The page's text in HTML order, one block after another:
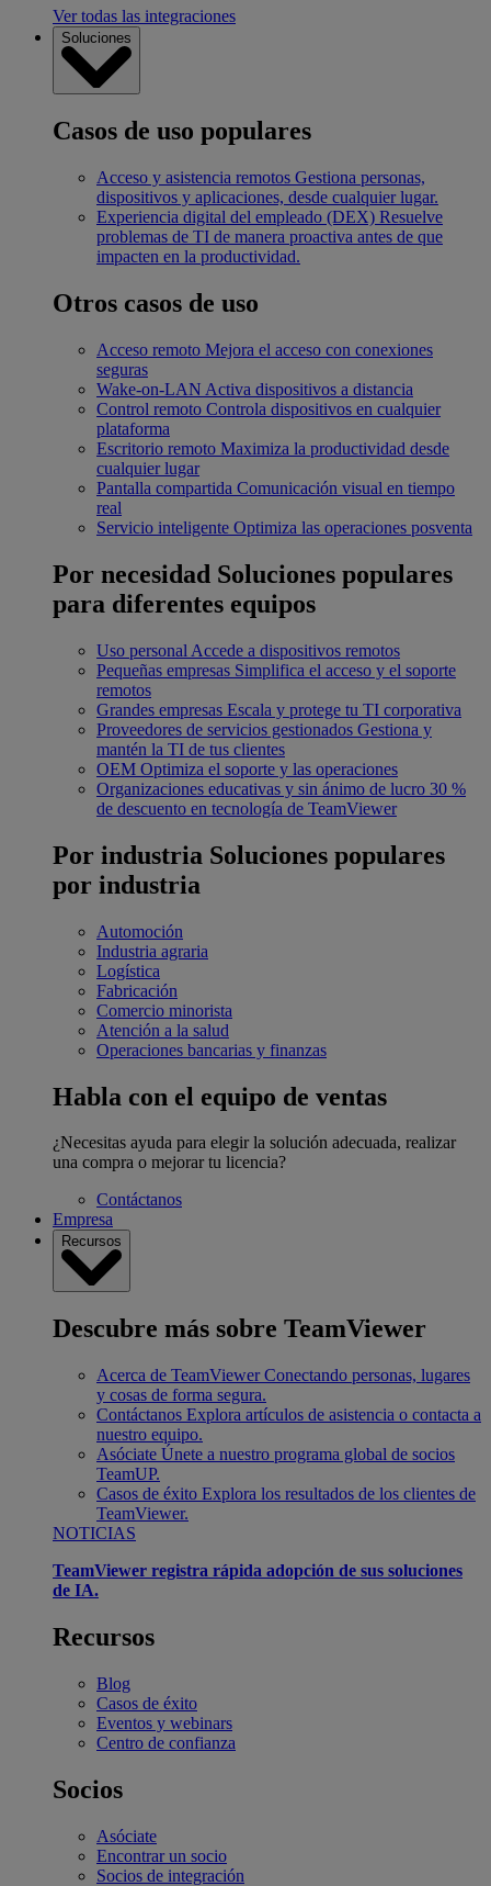
Ver todas las integraciones
Soluciones
Casos de uso populares
Acceso y asistencia remotos Gestiona personas,
dispositivos y aplicaciones, desde cualquier lugar.
Experiencia digital del empleado (DEX) Resuelve
problemas de TI de manera proactiva antes de que
impacten en la productividad.
Otros casos de uso
Acceso remoto Mejora el acceso con conexiones
seguras
Wake-on-LAN Activa dispositivos a distancia
Control remoto Controla dispositivos en cualquier
plataforma
Escritorio remoto Maximiza la productividad desde
cualquier lugar
Pantalla compartida Comunicación visual en tiempo
real
Servicio inteligente Optimiza las operaciones posventa
Por necesidad Soluciones populares
para diferentes equipos
Uso personal Accede a dispositivos remotos
Pequeñas empresas Simplifica el acceso y el soporte
remotos
Grandes empresas Escala y protege tu TI corporativa
Proveedores de servicios gestionados Gestiona y
mantén la TI de tus clientes
OEM Optimiza el soporte y las operaciones
Organizaciones educativas y sin ánimo de lucro 30 %
de descuento en tecnología de TeamViewer
Por industria Soluciones populares
por industria
Automoción
Industria agraria
Logística
Fabricación
Comercio minorista
Atención a la salud
Operaciones bancarias y finanzas
Habla con el equipo de ventas
¿Necesitas ayuda para elegir la solución adecuada, realizar
una compra o mejorar tu licencia?
Contáctanos
Empresa
Recursos
Descubre más sobre TeamViewer
Acerca de TeamViewer Conectando personas, lugares
y cosas de forma segura.
Contáctanos Explora artículos de asistencia o contacta a
nuestro equipo.
Asóciate Únete a nuestro programa global de socios
TeamUP.
Casos de éxito Explora los resultados de los clientes de
TeamViewer.
NOTICIAS
TeamViewer registra rápida adopción de sus soluciones
de IA.
Recursos
Blog
Casos de éxito
Eventos y webinars
Centro de confianza
Socios
Asóciate
Encontrar un socio
Socios de integración